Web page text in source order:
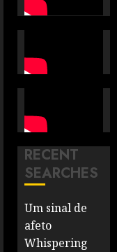
RECENT
SEARCHES
Um sinal de
afeto
Whispering